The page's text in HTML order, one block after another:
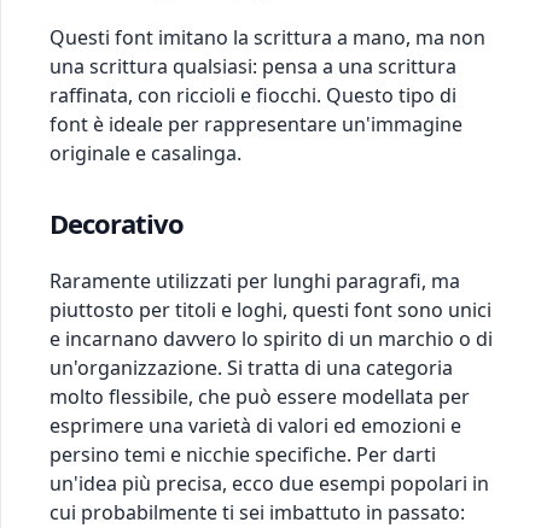
Questi font imitano la scrittura a mano, ma non
una scrittura qualsiasi: pensa a una scrittura
raffinata, con riccioli e fiocchi. Questo tipo di
font è ideale per rappresentare un'immagine
originale e casalinga.
Decorativo
Raramente utilizzati per lunghi paragrafi, ma
piuttosto per titoli e loghi, questi font sono unici
e incarnano davvero lo spirito di un marchio o di
un'organizzazione. Si tratta di una categoria
molto flessibile, che può essere modellata per
esprimere una varietà di valori ed emozioni e
persino temi e nicchie specifiche. Per darti
un'idea più precisa, ecco due esempi popolari in
cui probabilmente ti sei imbattuto in passato: